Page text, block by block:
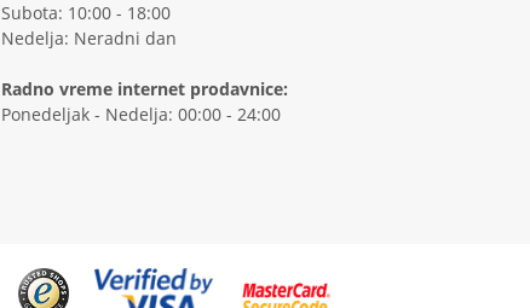
Subota: 10:00 - 18:00
Nedelja: Neradni dan
Radno vreme internet prodavnice:
Ponedeljak - Nedelja: 00:00 - 24:00